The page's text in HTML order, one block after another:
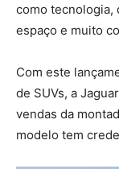
como tecnologia,
espaço e muito
Com este
de SUVs, a
vendas da
modelo tem